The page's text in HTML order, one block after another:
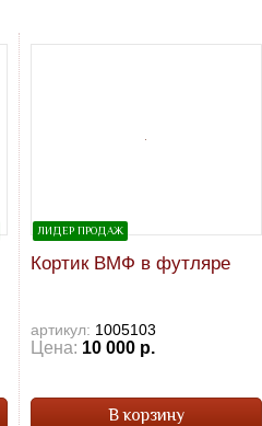
ЛИДЕР ПРОДАЖ
Кортик ВМФ в футляре
артикул: 1005103
Цена: 10 000 р.
В корзину